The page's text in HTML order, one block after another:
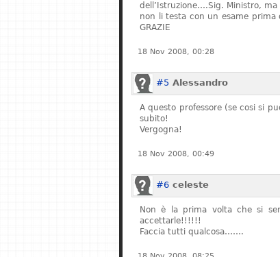
dell’Istruzione….Sig. Ministro,
non li testa con un esame prima
GRAZIE
18 Nov 2008, 00:28
#5 Alessandro
A questo professore (se cosi si
subito!
Vergogna!
18 Nov 2008, 00:49
#6 celeste
Non è la prima volta che si
accettarle!!!!!!
Faccia tutti qualcosa…….